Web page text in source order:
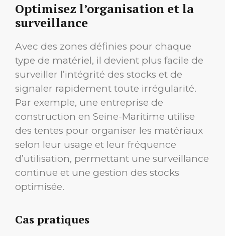
Optimisez l’organisation et la
surveillance
Avec des zones définies pour chaque
type de matériel, il devient plus facile de
surveiller l’intégrité des stocks et de
signaler rapidement toute irrégularité.
Par exemple, une entreprise de
construction en Seine-Maritime utilise
des tentes pour organiser les matériaux
selon leur usage et leur fréquence
d’utilisation, permettant une surveillance
continue et une gestion des stocks
optimisée.
Cas pratiques